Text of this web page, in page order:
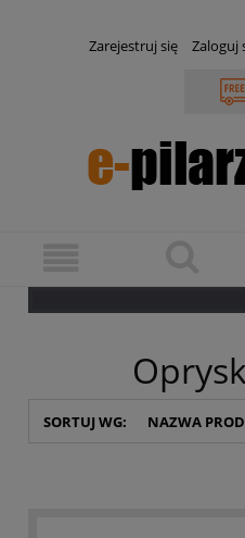
Zarejestruj się Zaloguj
SORTUJ WG: NAZWA